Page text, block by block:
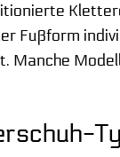
Fußform
Manche